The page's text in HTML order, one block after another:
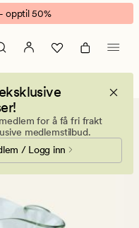
opptil 50%
for å få fri frakt
medlemstilbud.
/ Logg inn